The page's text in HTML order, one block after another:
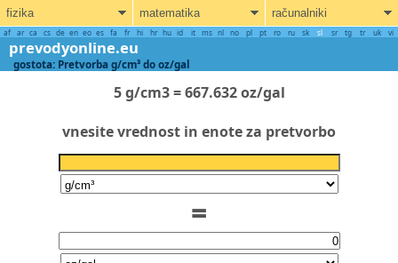
fizika matematika računalniki
af ar ca cs de en eo es fa fr hi hr hu id it ms nl no pl pt ro ru sk sl sr tg tr uk vi
prevodyonline.eu
gostota: Pretvorba g/cm³ do oz/gal
5 g/cm3 = 667.632 oz/gal
vnesite vrednost in enote za pretvorbo
=